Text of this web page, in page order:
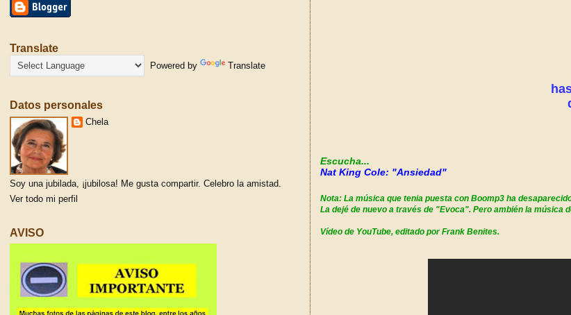
Escucha...
Nat King Cole: "Ansiedad"
Nota: La música que tenia puesta con Boomp3 ha
La dejé de nuevo a través de "Evoca".Pero ambién la música
Vídeo de YouTube, editado por Frank Benites.
Translate
Powered by Translate
Datos personales
Chela
Soy una jubilada, ¡jubilosa! Me gusta compartir. Celebro la amistad.
Ver todo mi perfil
AVISO